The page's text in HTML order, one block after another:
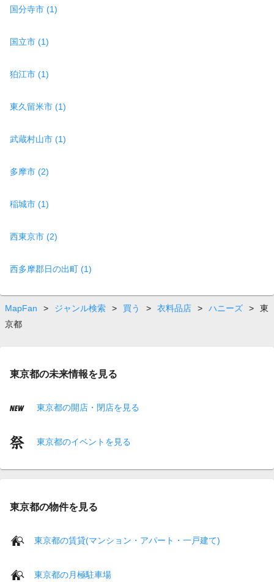
国分寺市 (1)
国立市 (1)
狛江市 (1)
東久留米市 (1)
武蔵村山市 (1)
多摩市 (2)
稲城市 (1)
西東京市 (2)
西多摩郡日の出町 (1)
MapFan > ジャンル検索 > 買う > 衣料品店 > ハニーズ >
東
京都
東京都の未来情報を見る
東京都の開店・閉店を見る
東京都のイベントを見る
東京都の物件を見る
東京都の賃貸(マンション・アパート・一戸建て)
東京都の月極駐車場